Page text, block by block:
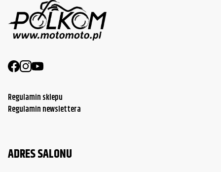
Regulamin sklepu
Regulamin newslettera
ADRES SALONU